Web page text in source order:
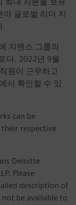
글로벌 리더 지
.
지멘스 그룹의
다. 2022년 9월
원이 근무하고
에서 확인할 수 있
can be
respective
Deloitte
Please
description of
be available to